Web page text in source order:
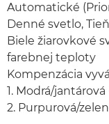
Automatické
Denné svetlo,
Biele žiarovkové
farebnej teploty
Kompenzácia
1. Modrá/jantárová
2. Purpurová/